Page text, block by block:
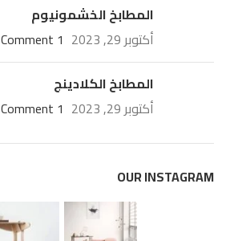
المطابخ الخشمونيوم
أكتوبر 29, 2023
1 Comment
المطابخ الكلادينج
أكتوبر 29, 2023
1 Comment
OUR INSTAGRAM